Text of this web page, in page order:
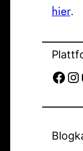
hier.
Facebook Instagram